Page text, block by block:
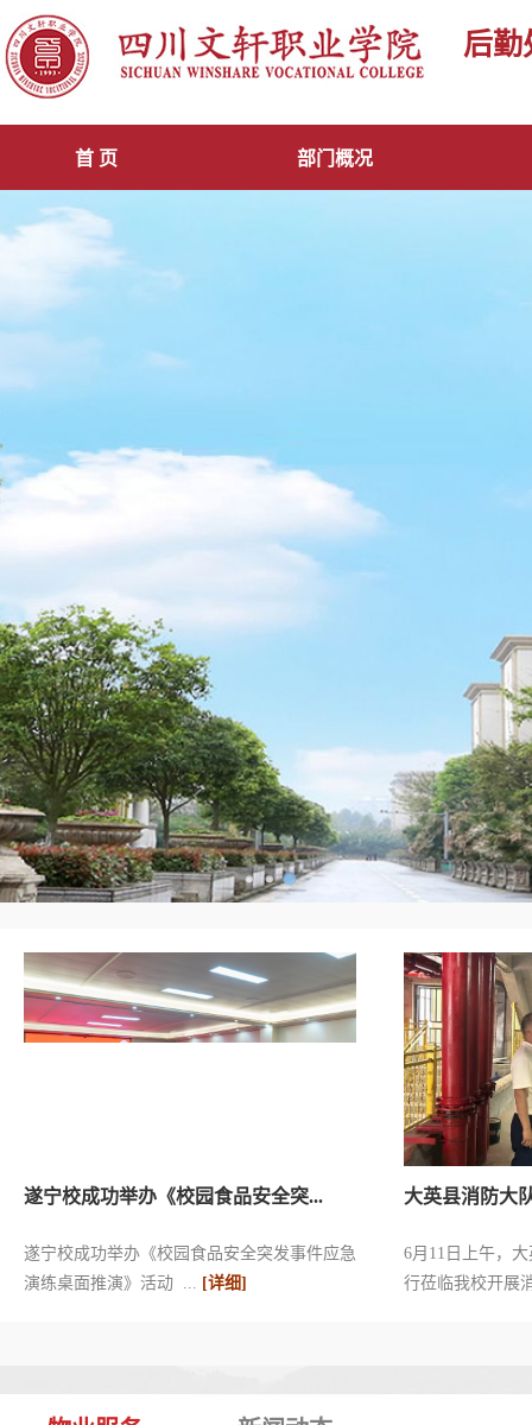
遂宁校成功举办《校园食品安全突...
遂宁校成功举办《校园食品安全突发事件应急
演练桌面推演》活动 ... [详细]
大英县消防大
6月11日上午，
行莅临我校开展
首 页 部门概况
后勤